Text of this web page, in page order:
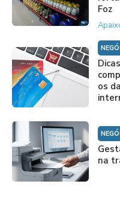
Foz
os
na